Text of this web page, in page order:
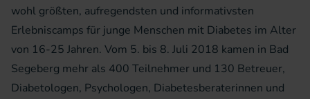
wohl größten, aufregendsten und informativsten
Erlebniscamps für junge Menschen mit Diabetes im Alter
von 16-25 Jahren. Vom 5. bis 8. Juli 2018 kamen in Bad
Segeberg mehr als 400 Teilnehmer und 130 Betreuer,
Diabetologen, Psychologen, Diabetesberaterinnen und